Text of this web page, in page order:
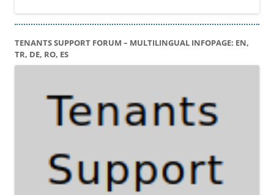
TENANTS SUPPORT FORUM – MULTILINGUAL INFOPAGE: EN,
TR, DE, RO, ES